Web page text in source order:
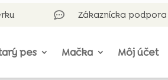
 Zákaznícka
pes Mačka Môj účet